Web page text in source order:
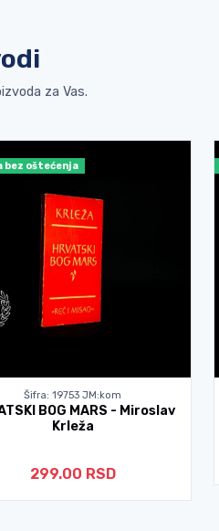
za Vas.
bez oštećenja
Šifra: 19753 JM:kom
BOG MARS - Miroslav
Krleža
299.00 RSD